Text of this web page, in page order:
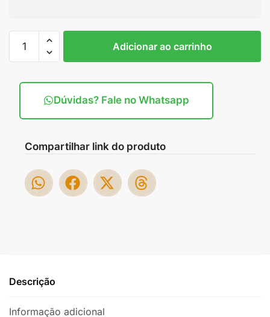
Adicionar ao carrinho
Dúvidas? Fale no Whatsapp
Compartilhar link do produto
Descrição
Informação adicional